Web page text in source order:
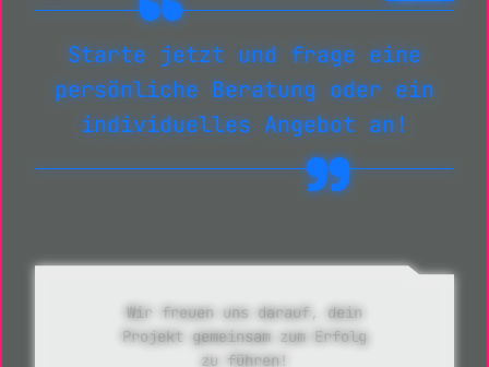
Starte jetzt und frage eine
persönliche Beratung oder ein
individuelles Angebot an!
Wir freuen uns darauf, dein
Projekt gemeinsam zum Erfolg
zu führen!